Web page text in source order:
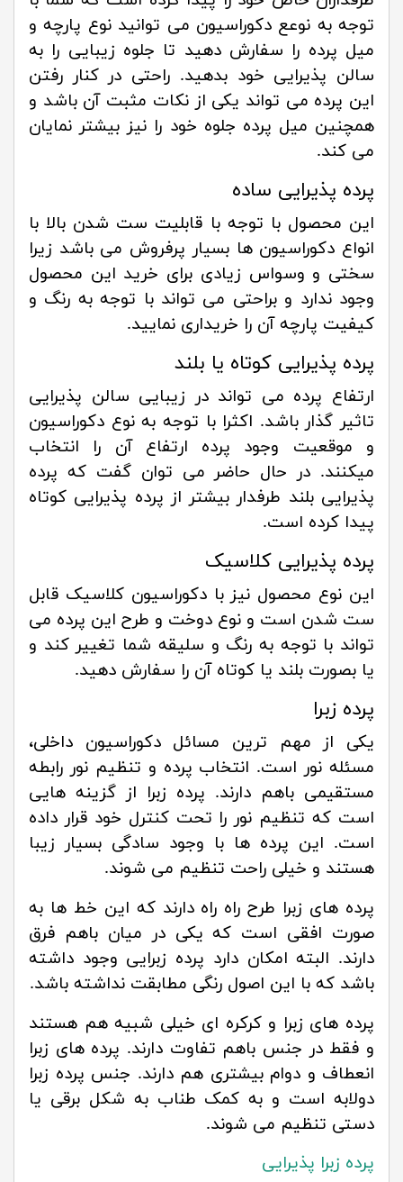
توجه به نوعع دکوراسیون می توانید نوع پارچه و
میل پرده را سفارش دهید تا جلوه زیبایی را به
سالن پذیرایی خود بدهید. راحتی در کنار رفتن
این پرده می تواند یکی از نکات مثبت آن باشد و
همچنین میل پرده جلوه خود را نیز بیشتر نمایان
می کند.
پرده پذیرایی ساده
این محصول با توجه با قابلیت ست شدن بالا با
انواع دکوراسیون ها بسیار پرفروش می باشد زیرا
سختی و وسواس زیادی برای خرید این محصول
وجود ندارد و براحتی می تواند با توجه به رنگ و
کیفیت پارچه آن را خریداری نمایید.
پرده پذیرایی کوتاه یا بلند
ارتفاع پرده می تواند در زیبایی سالن پذیرایی
تاثیر گذار باشد. اکثرا با توجه به نوع دکوراسیون
و موقعیت وجود پرده ارتفاع آن را انتخاب
میکنند. در حال حاضر می توان گفت که پرده
پذیرایی بلند طرفدار بیشتر از پرده پذیرایی کوتاه
پیدا کرده است.
پرده پذیرایی کلاسیک
این نوع محصول نیز با دکوراسیون کلاسیک قابل
ست شدن است و نوع دوخت و طرح این پرده می
تواند با توجه به رنگ و سلیقه شما تغییر کند و
یا بصورت بلند یا کوتاه آن را سفارش دهید.
پرده زبرا
یکی از مهم ترین مسائل دکوراسیون داخلی،
مسئله نور است. انتخاب پرده و تنظیم نور رابطه
مستقیمی باهم دارند. پرده زبرا از گزینه هایی
است که تنظیم نور را تحت کنترل خود قرار داده
است. این پرده ها با وجود سادگی بسیار زیبا
هستند و خیلی راحت تنظیم می شوند.
پرده های زبرا طرح راه راه دارند که این خط ها به
صورت افقی است که یکی در میان باهم فرق
دارند. البته امکان دارد پرده زبرایی وجود داشته
باشد که با این اصول رنگی مطابقت نداشته باشد.
پرده های زبرا و کرکره ای خیلی شبیه هم هستند
و فقط در جنس باهم تفاوت دارند. پرده های زبرا
انعطاف و دوام بیشتری هم دارند. جنس پرده زبرا
دولابه است و به کمک طناب به شکل برقی یا
دستی تنظیم می شوند.
پرده زبرا پذیرایی